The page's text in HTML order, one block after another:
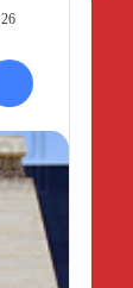
26 سبتمبر، 2025